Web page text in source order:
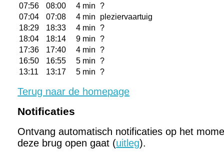
07:56
08:00 4 min
?
07:04
07:08 4 min
pleziervaartuig
18:29
18:33 4 min
?
18:04
18:14 9 min
?
17:36
17:40 4 min
?
16:50
16:55 5 min
?
13:11
13:17 5 min ?
Terug naar de homepage
Notificaties
Ontvang automatisch notificaties op het
deze brug open gaat (uitleg).